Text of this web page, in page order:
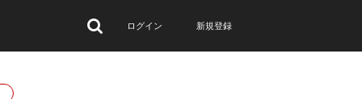
ログイン 新規登録